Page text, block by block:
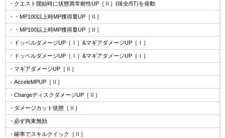
・クエスト開始時に状態異常耐性UP［Ⅱ］(味全/5T)を発動
・・MP100以上時MP獲得量UP［Ⅱ］
・・MP100以上時MP獲得量UP［Ⅱ］
・ドッペルダメージUP［Ⅰ］&マギアダメージUP［Ⅰ］
・ドッペルダメージUP［Ⅰ］&マギアダメージUP［Ⅰ］
・マギアダメージUP［Ⅱ］
・AcceleMPUP［Ⅱ］
・ChargeディスクダメージUP［Ⅱ］
・ダメージカット状態［Ⅱ］
・必ず拘束無効
・確率でスキルクイック［Ⅱ］